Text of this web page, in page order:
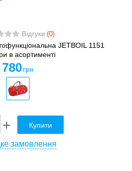
Відгуки (0)
JETBOIL 1151
в асортименті
780 грн
Купити
замовлення